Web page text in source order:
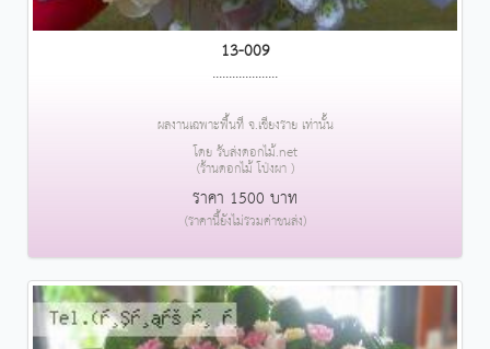
13-009
....................
ผลงานเฉพาะพื้นที่ จ.เชียงราย เท่านั้น
โดย รับส่งดอกไม้.net
(ร้านดอกไม้ โป่งผา )
ราคา 1500 บาท
(ราคานี้ยังไม่รวมค่าขนส่ง)